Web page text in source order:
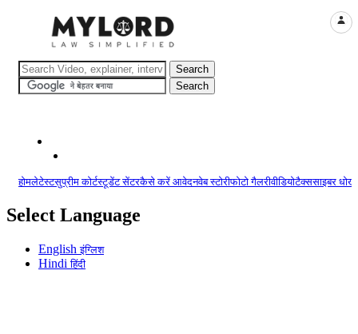
होमलेटेस्टसुप्रीम कोर्टस्टूडेंट सेंटरकैसे करें आवेदनवेब स्टोरीफोटो गैलरीवीडियोटैक्ससाइबर
Select Language
Englishइंग्लिश
Hindiहिंदी